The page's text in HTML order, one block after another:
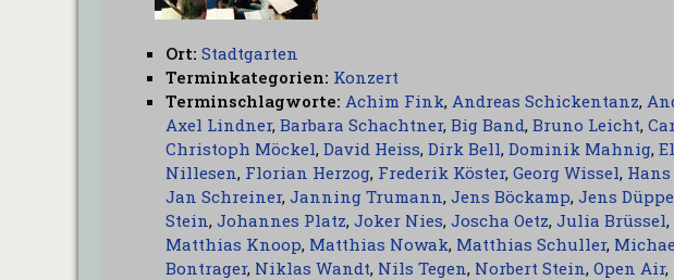
Ort: Stadtgarten
Terminkategorien: Konzert
Terminschlagworte: Achim Fink, Andreas Schickentanz,
Axel Lindner, Barbara Schachtner, Big Band, Bruno Leicht,
Christoph Möckel, David Heiss, Dirk Bell, Dominik Mahnig,
Nillesen, Florian Herzog, Frederik Köster, Georg Wissel,
Jan Schreiner, Janning Trumann, Jens Böckamp, Jens Düppe
Stein, Johannes Platz, Joker Nies, Joscha Oetz, Julia Brüssel,
Matthias Knoop, Matthias Nowak, Matthias Schuller,
Bontrager, Niklas Wandt, Nils Tegen, Norbert Stein, Open Air,